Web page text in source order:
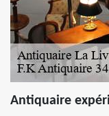
Antiquaire